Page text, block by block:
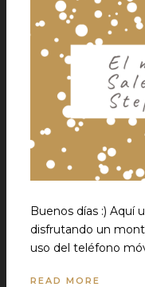
Buenos días :) Aquí
disfrutando un
uso del teléfono
READ MORE